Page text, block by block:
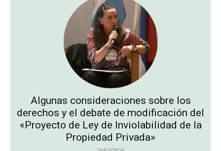
Algunas consideraciones sobre los
derechos y el debate de modificación del
«Proyecto de Ley de Inviolabilidad de la
Propiedad Privada»